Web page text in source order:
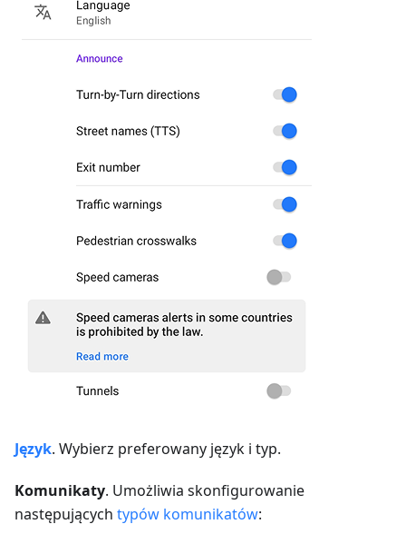
Język. Wybierz preferowany język i typ.
Komunikaty. Umożliwia skonfigurowanie
następujących typów komunikatów: